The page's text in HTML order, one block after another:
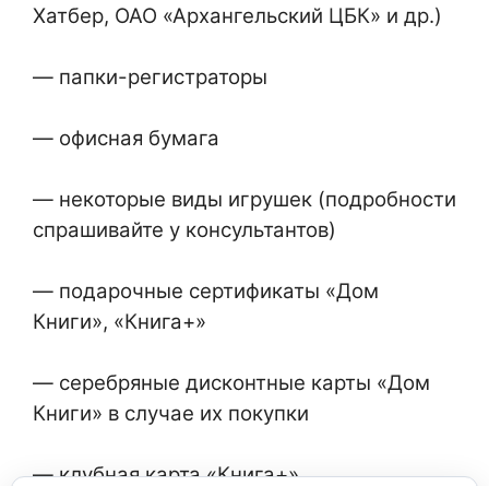
Хатбер, ОАО «Архангельский ЦБК» и др.)
— папки-регистраторы
— офисная бумага
— некоторые виды игрушек (подробности
спрашивайте у консультантов)
— подарочные сертификаты «Дом
Книги», «Книга+»
— серебряные дисконтные карты «Дом
Книги» в случае их покупки
— клубная карта «Книга+»